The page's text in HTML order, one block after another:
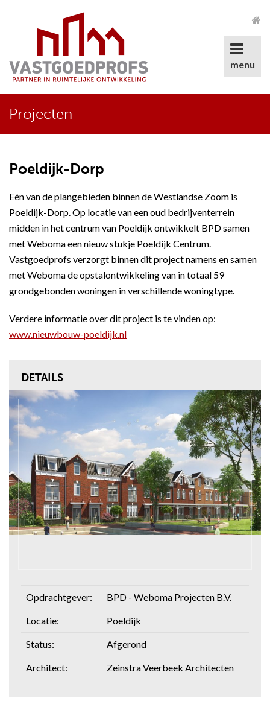
inhoud. menu
Projecten
Poeldijk-Dorp
Eén van de plangebieden binnen de Westlandse Zoom is
Poeldijk-Dorp. Op locatie van een oud bedrijventerrein
midden in het centrum van Poeldijk ontwikkelt BPD samen
met Weboma een nieuw stukje Poeldijk Centrum.
Vastgoedprofs verzorgt binnen dit project namens en samen
met Weboma de opstalontwikkeling van in totaal 59
grondgebonden woningen in verschillende woningtype.
Verdere informatie over dit project is te vinden op:
www.nieuwbouw-poeldijk.nl
DETAILS
Opdrachtgever: BPD - Weboma Projecten B.V.
Locatie: Poeldijk
Status: Afgerond
Architect: Zeinstra Veerbeek Architecten